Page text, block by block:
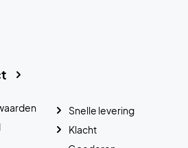
Snelle levering
Klacht